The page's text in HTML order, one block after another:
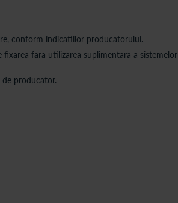
conform indicatiilor producatorului.
fara utilizarea suplimentara a
producator.